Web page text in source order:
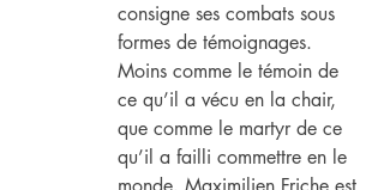
consigne ses combats sous
formes de témoignages.
Moins comme le témoin de
ce qu’il a vécu en la chair,
que comme le martyr de ce
qu’il a failli commettre en le